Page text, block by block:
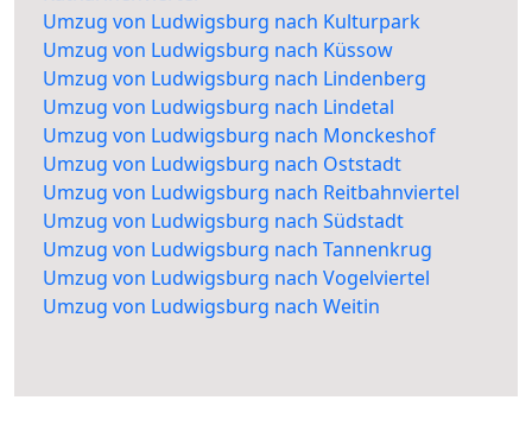
Umzug von Ludwigsburg nach Kulturpark
Umzug von Ludwigsburg nach Küssow
Umzug von Ludwigsburg nach Lindenberg
Umzug von Ludwigsburg nach Lindetal
Umzug von Ludwigsburg nach Monckeshof
Umzug von Ludwigsburg nach Oststadt
Umzug von Ludwigsburg nach Reitbahnviertel
Umzug von Ludwigsburg nach Südstadt
Umzug von Ludwigsburg nach Tannenkrug
Umzug von Ludwigsburg nach Vogelviertel
Umzug von Ludwigsburg nach Weitin